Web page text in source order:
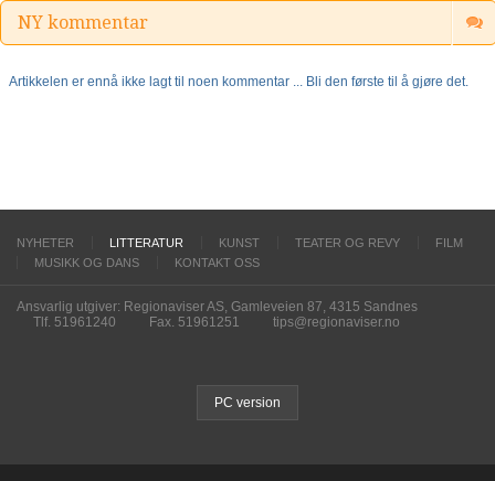
NY kommentar
Artikkelen er ennå ikke lagt til noen kommentar ... Bli den første til å gjøre det.
NYHETER LITTERATUR KUNST TEATER OG REVY
FILM
MUSIKK OG DANS
KONTAKT OSS
Ansvarlig utgiver: Regionaviser AS, Gamleveien 87, 4315 Sandnes
Tlf. 51961240
Fax. 51961251 tips@regionaviser.no
PC version